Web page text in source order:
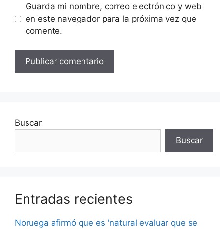
Guarda mi nombre, correo electrónico y web
en este navegador para la próxima vez que
comente.
Buscar
Buscar
Entradas recientes
Noruega afirmó que es 'natural evaluar que se